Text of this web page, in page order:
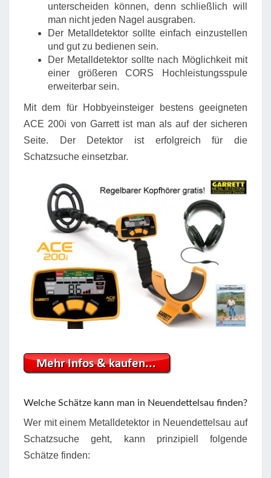
unterscheiden können, denn schließlich will
man nicht jeden Nagel ausgraben.
Der Metalldetektor sollte einfach einzustellen
und gut zu bedienen sein.
Der Metalldetektor sollte nach Möglichkeit mit
einer größeren CORS Hochleistungsspule
erweiterbar sein.
Mit dem für Hobbyeinsteiger bestens geeigneten
ACE 200i von Garrett ist man als auf der sicheren
Seite. Der Detektor ist erfolgreich für die
Schatzsuche einsetzbar.
Welche Schätze kann man in Neuendettelsau finden?
Wer mit einem Metalldetektor in Neuendettelsau auf
Schatzsuche geht, kann prinzipiell folgende
Schätze finden: